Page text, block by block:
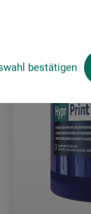
bestätigen